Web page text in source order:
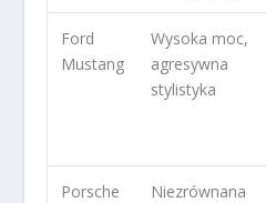
Ford
Mustang
Wysoka moc,
agresywna
stylistyka
Porsche
Niezrównana